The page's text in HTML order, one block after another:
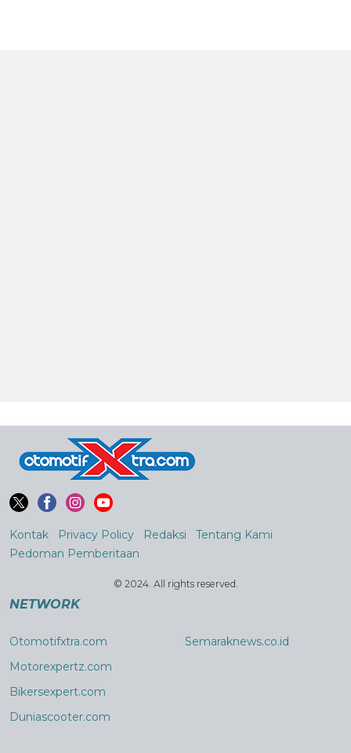
Kontak Privacy Policy Redaksi
Tentang Kami
Pedoman Pemberitaan
© 2024. All rights reserved.
NETWORK
Otomotifxtra.com
Motorexpertz.com
Bikersexpert.com
Duniascooter.com
Semaraknews.co.id